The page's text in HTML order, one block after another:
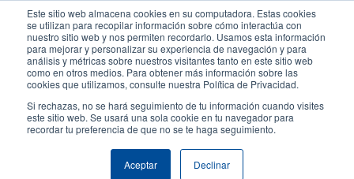
Este sitio web almacena cookies en su computadora. Estas cookies
se utilizan para recopilar información sobre cómo interactúa con
nuestro sitio web y nos permiten recordarlo. Usamos esta información
para mejorar y personalizar su experiencia de navegación y para
análisis y métricas sobre nuestros visitantes tanto en este sitio web
como en otros medios. Para obtener más información sobre las
cookies que utilizamos, consulte nuestra Política de Privacidad.
Si rechazas, no se hará seguimiento de tu información cuando visites
este sitio web. Se usará una sola cookie en tu navegador para
recordar tu preferencia de que no se te haga seguimiento.
Aceptar Declinar
contenido
principal
User
account
menu
User
Header
Selector de productos Soporte Técnico
Productos